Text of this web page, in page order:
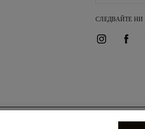
СЛЕДВАЙТЕ НИ